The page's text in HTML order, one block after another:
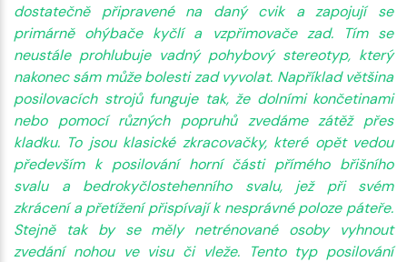
dostatečně připravené na daný cvik a zapojují se
primárně ohýbače kyčlí a vzpřimovače zad. Tím se
neustále prohlubuje vadný pohybový stereotyp, který
nakonec sám může bolesti zad vyvolat. Například většina
posilovacích strojů funguje tak, že dolními končetinami
nebo pomocí různých popruhů zvedáme zátěž přes
kladku. To jsou klasické zkracovačky, které opět vedou
především k posilování horní části přímého břišního
svalu a bedrokyčlostehenního svalu, jež při svém
zkrácení a přetížení přispívají k nesprávné poloze páteře.
Stejně tak by se měly netrénované osoby vyhnout
zvedání nohou ve visu či vleže. Tento typ posilování